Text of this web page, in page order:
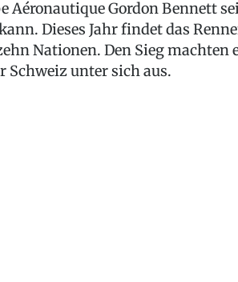
Gordon Bennett
Dieses Jahr findet das
Nationen. Den Sieg machten
Schweiz unter sich aus.